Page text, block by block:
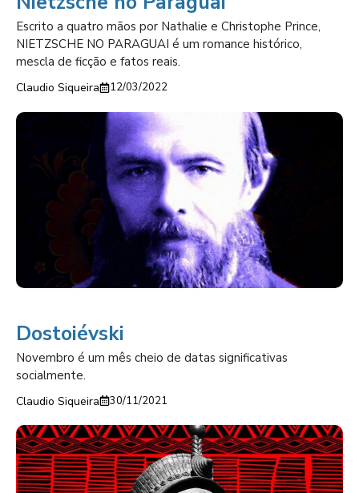
Escrito a quatro mãos por Nathalie e Christophe Prince,
NIETZSCHE NO PARAGUAI é um romance histórico,
mescla de ficção e fatos reais.
Claudio Siqueira 12/03/2022
Dostoiévski
Novembro é um mês cheio de datas significativas
socialmente.
Claudio Siqueira 30/11/2021